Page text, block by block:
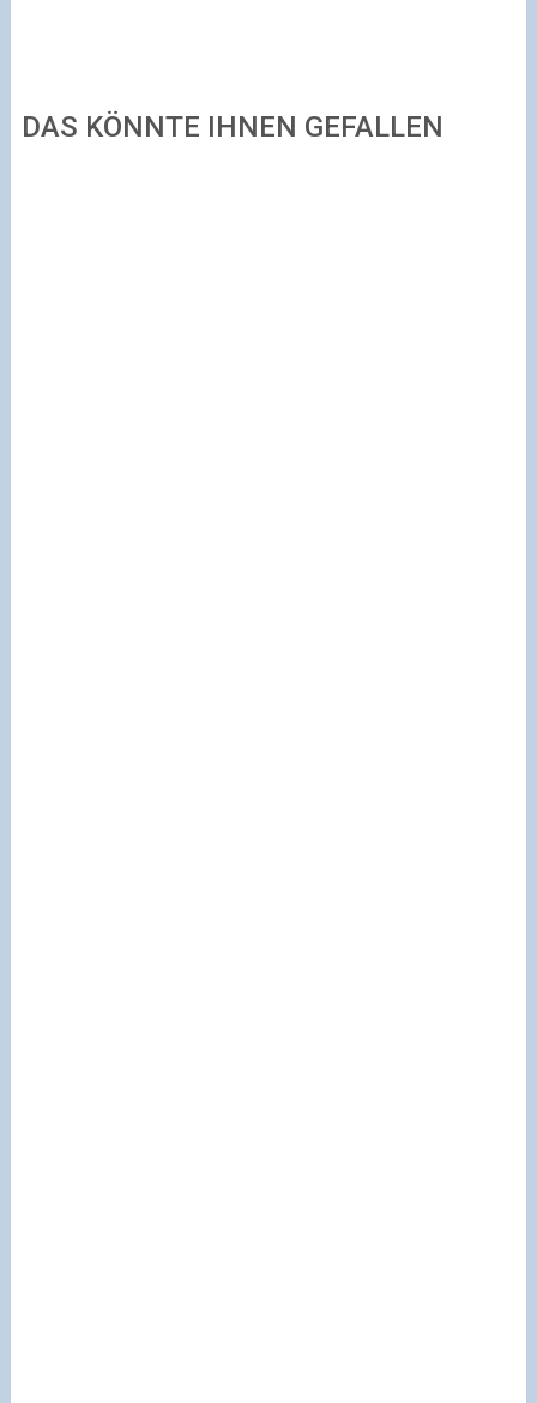
DAS KÖNNTE IHNEN GEFALLEN